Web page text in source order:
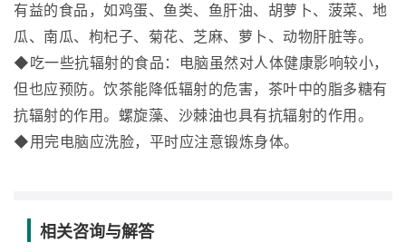
有益的食品，如鸡蛋、鱼类、鱼肝油、胡萝卜、菠菜、地
瓜、南瓜、枸杞子、菊花、芝麻、萝卜、动物肝脏等。
◆吃一些抗辐射的食品：电脑虽然对人体健康影响较小，
但也应预防。饮茶能降低辐射的危害，茶叶中的脂多糖有
抗辐射的作用。螺旋藻、沙棘油也具有抗辐射的作用。
◆用完电脑应洗脸，平时应注意锻炼身体。
相关咨询与解答